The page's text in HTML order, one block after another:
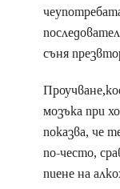
съня
мозъка при
показва, че
по-често,
пиене на